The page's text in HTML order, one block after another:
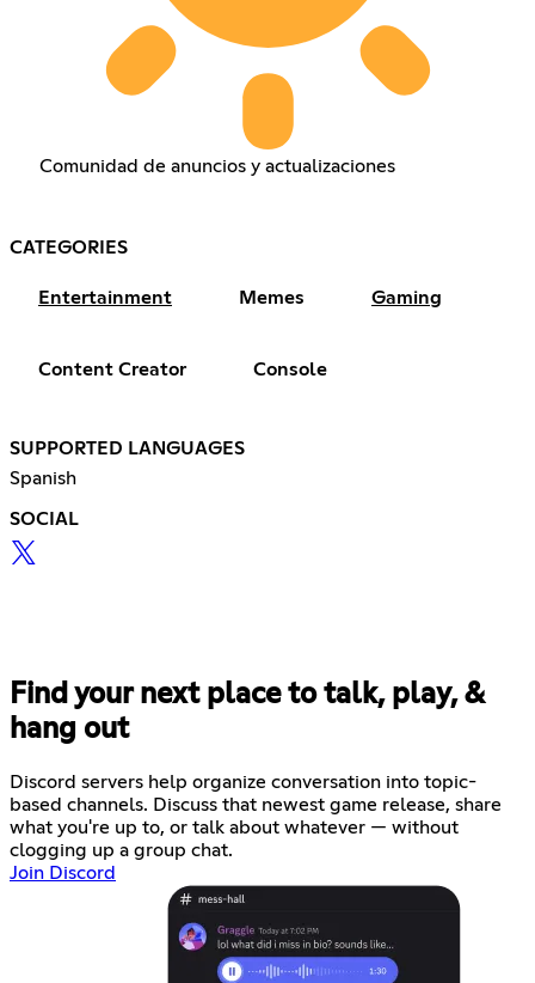
Comunidad de anuncios y actualizaciones
CATEGORIES
Entertainment Memes Gaming
Content Creator Console
SUPPORTED LANGUAGES
Spanish
SOCIAL
Find your next place to talk, play, &
hang out
Discord servers help organize conversation into topic-
based channels. Discuss that newest game release, share
what you're up to, or talk about whatever — without
clogging up a group chat.
Join Discord